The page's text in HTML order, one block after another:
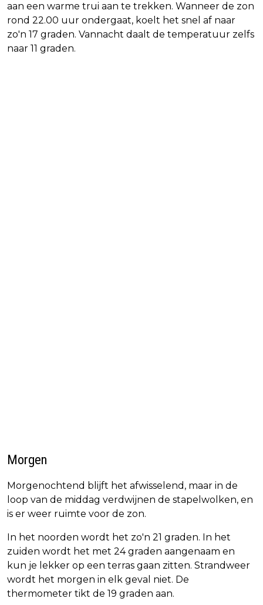
aan een warme trui aan te trekken. Wanneer de zon
rond 22.00 uur ondergaat, koelt het snel af naar
zo'n 17 graden. Vannacht daalt de temperatuur zelfs
naar 11 graden.
Morgen
Morgenochtend blijft het afwisselend, maar in de
loop van de middag verdwijnen de stapelwolken, en
is er weer ruimte voor de zon.
In het noorden wordt het zo'n 21 graden. In het
zuiden wordt het met 24 graden aangenaam en
kun je lekker op een terras gaan zitten. Strandweer
wordt het morgen in elk geval niet. De
thermometer tikt de 19 graden aan.